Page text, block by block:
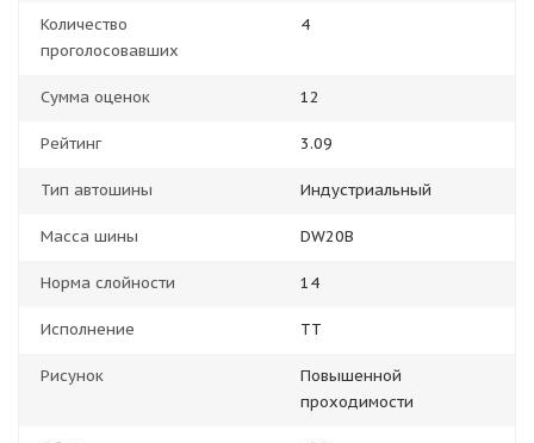
Количество
проголосовавших
4
Сумма оценок 12
Рейтинг 3.09
Тип автошины Индустриальный
Масса шины DW20B
Норма слойности 14
Исполнение TT
Рисунок
Повышенной
проходимости